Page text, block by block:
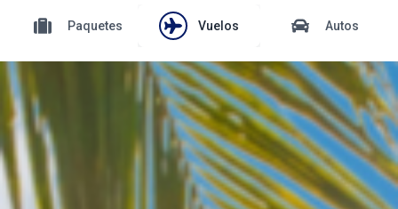
Paquetes Vuelos Autos